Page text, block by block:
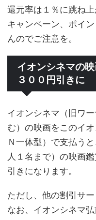
還元率は１％に跳ね
キャンペーン、ポイ
んのでご注意を。
イオンシネマの
３００円引きに
イオンシネマ（旧ワ
む）の映画をこのイ
Ｎ一体型）で支払う
人１名まで）の映画
引きになります。
ただし、他の割引サ
なお、イオンシネマ